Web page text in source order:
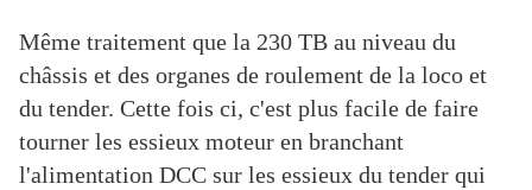
Même traitement que la 230 TB au niveau du
châssis et des organes de roulement de la loco et
du tender. Cette fois ci, c'est plus facile de faire
tourner les essieux moteur en branchant
l'alimentation DCC sur les essieux du tender qui